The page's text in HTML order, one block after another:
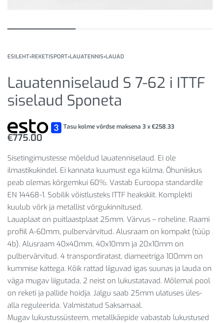
ESILEHT›REKETISPORT›LAUATENNIS›LAUAD
Lauatenniselaud S 7-62 i ITTF
siselaud Sponeta
Tasu kolme võrdse maksena 3 x€258.33
€775.00
Sisetingimustesse mõeldud lauatenniselaud. Ei ole
ilmastikukindel. Ei kannata kuumust ega külma, Õhuniiskus
peab olemas kõrgemkui 60%. Vastab Euroopa standardile
EN 14468-1. Sobilik võistlusteks ITTF heakskiit. Komplekti
kuulub võrk ja metallist võrgukinnitused.
Lauaplaat on puitlaastplaat 25mm. Värvus – roheline. Raami
profiil A-60mm, pulbervärvitud. Alusraam on kompakt (tüüp
4b). Alusraam 40x40mm, 40x10mm ja 20x10mm on
pulbervärvitud. 4 transpordiratast, diameetriga 100mm on
kummise kattega. Kõik rattad liiguvad igas suunas ja lauda on
väga mugav liigutada, 2 neist on lukustatavad. Mõlemal pool
on reketi ja pallide hoidja. Jalgu saab 25mm ulatuses üles-
alla reguleerida. Valmistatud Saksamaal.
Mugav lukustussüsteem, metallkäepide vabastab lukustused